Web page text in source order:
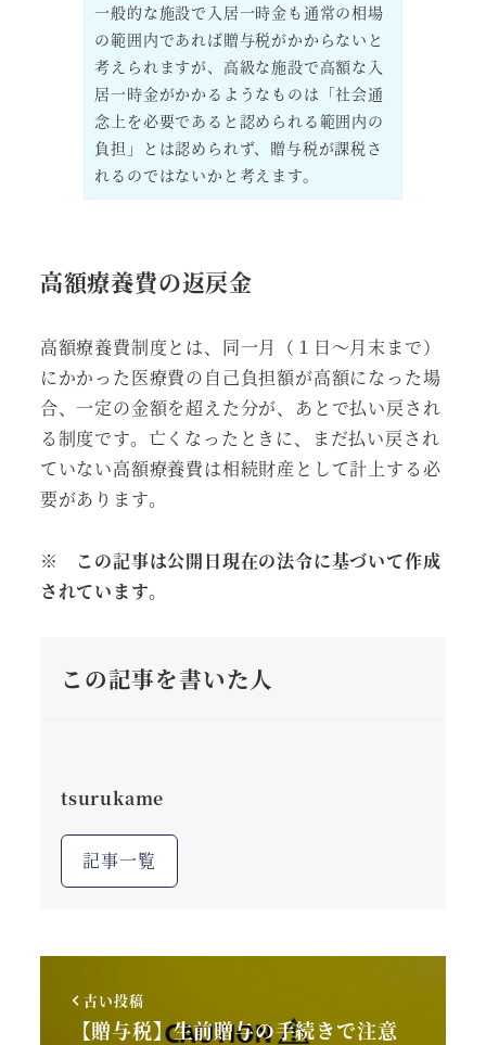
一般的な施設で入居一時金も通常の相場
の範囲内であれば贈与税がかからないと
考えられますが、高級な施設で高額な入
居一時金がかかるようなものは「社会通
念上を必要であると認められる範囲内の
負担」とは認められず、贈与税が課税さ
れるのではないかと考えます。
高額療養費の返戻金
高額療養費制度とは、同一月（１日～月末まで）
にかかった医療費の自己負担額が高額になった場
合、一定の金額を超えた分が、あとで払い戻され
る制度です。亡くなったときに、まだ払い戻され
ていない高額療養費は相続財産として計上する必
要があります。
※ この記事は公開日現在の法令に基づいて作成
されています。
この記事を書いた人
tsurukame
記事一覧
古い投稿
【贈与税】生前贈与の手続きで注意